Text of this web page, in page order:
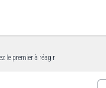
le premier à réagir